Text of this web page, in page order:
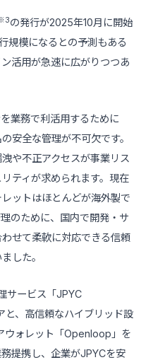
の発行が2025年10月に開始
規模になるとの予測もある
活用が急速に広がりつつあ
業務で利活用するために
安全な管理が不可欠です。
や不正アクセスが事業リス
ティが求められます。現在
ットはほとんどが海外製で
のために、国内で開発・サ
せて柔軟に対応できる信頼
した。
サービス「JPYC
、高信頼なハイブリッド設
ウォレット「Openloop」を
提携し、企業がJPYCを安